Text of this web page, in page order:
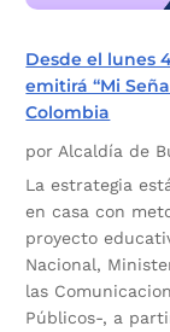
Desde el lunes
emitirá “Mi
Colombia
por Alcaldía de
La estrategia
en casa con
proyecto
Nacional,
las
Públicos-, a